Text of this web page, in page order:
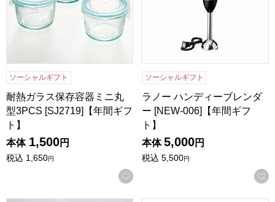
ソーシャルギフト
耐熱ガラス保存容器ミニ丸
型3PCS [SJ2719]【年間ギフ
ト】
本体 1,500円
税込 1,650円
お気に入りに登録する
ソーシャルギフト
ラノー ハンディーブレンダ
ー [NEW-006]【年間ギフ
ト】
本体 5,000円
税込 5,500円